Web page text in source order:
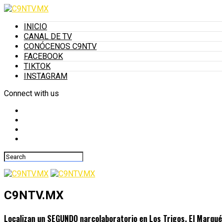
INICIO
CANAL DE TV
CONÓCENOS C9NTV
FACEBOOK
TIKTOK
INSTAGRAM
Connect with us
C9NTV.MX
Localizan un SEGUNDO narcolaboratorio en Los Trigos, El